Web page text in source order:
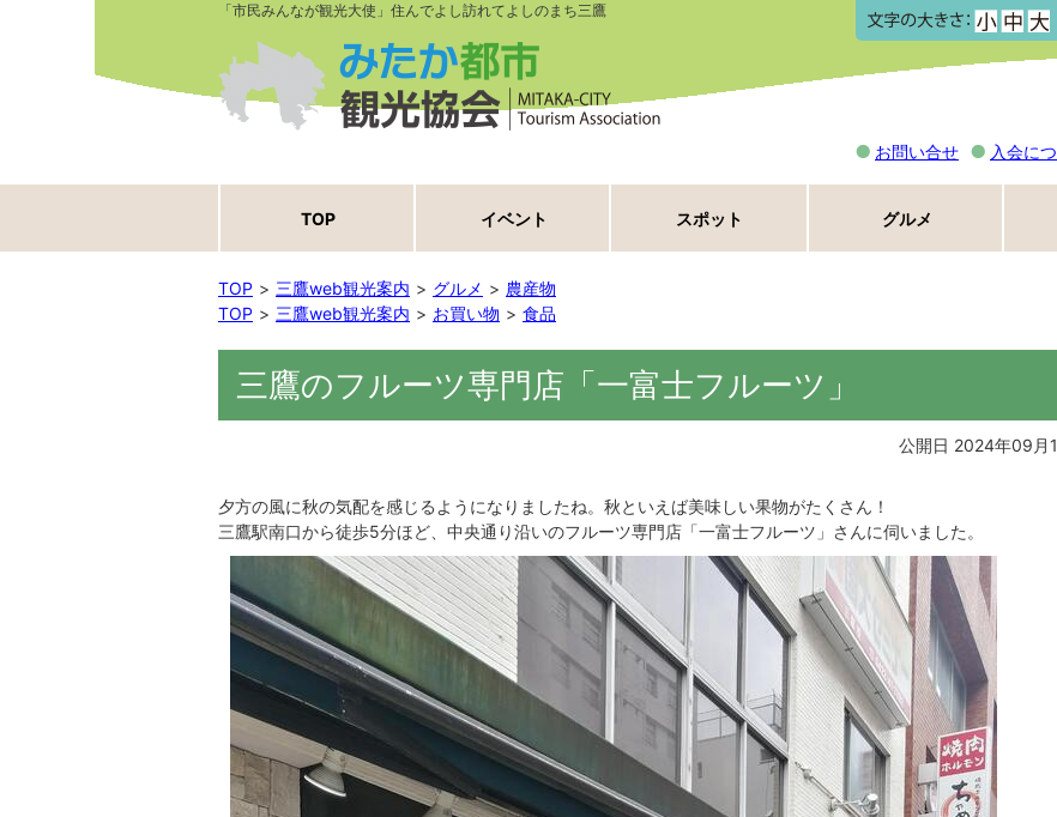
「市民みんなが観光大使」住んでよし訪れてよしのまち三鷹
お問い合せ 入会に
TOP イベント スポット グルメ
TOP 三鷹web観光案内 グルメ
農産物
TOP
三鷹web観光案内 お買い物 食品
三鷹のフルーツ専門店「一富士フルーツ」
公開日 2024年09月
夕方の風に秋の気配を感じるようになりましたね。秋といえば美味しい果物がたくさん！
三鷹駅南口から徒歩5分ほど、中央通り沿いのフルーツ専門店「一富士フルーツ」さんに伺いました。